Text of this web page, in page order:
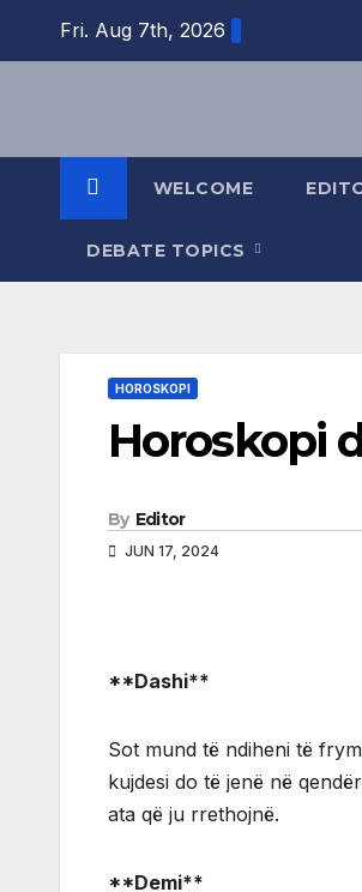
Fri. Aug 7th, 2026
WELCOME
DEBATE TOPICS
HOROSKOPI
Horoskopi
By Editor
JUN 17, 2024
**Dashi**
Sot mund të ndiheni të
kujdesi do të jenë në
ata që ju rrethojnë.
**Demi**